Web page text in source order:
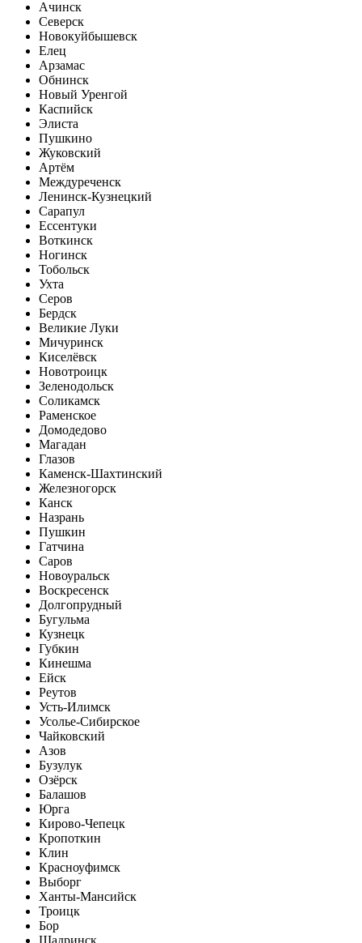
Ачинск
Северск
Новокуйбышевск
Елец
Арзамас
Обнинск
Новый Уренгой
Каспийск
Элиста
Пушкино
Жуковский
Артём
Междуреченск
Ленинск-Кузнецкий
Сарапул
Ессентуки
Воткинск
Ногинск
Тобольск
Ухта
Серов
Бердск
Великие Луки
Мичуринск
Киселёвск
Новотроицк
Зеленодольск
Соликамск
Раменское
Домодедово
Магадан
Глазов
Каменск-Шахтинский
Железногорск
Канск
Назрань
Пушкин
Гатчина
Саров
Новоуральск
Воскресенск
Долгопрудный
Бугульма
Кузнецк
Губкин
Кинешма
Ейск
Реутов
Усть-Илимск
Усолье-Сибирское
Чайковский
Азов
Бузулук
Озёрск
Балашов
Юрга
Кирово-Чепецк
Кропоткин
Клин
Красноуфимск
Выборг
Ханты-Мансийск
Троицк
Бор